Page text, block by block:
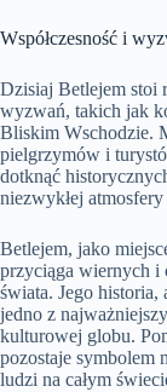
Współczesność i
Dzisiaj Betlejem stoi
wyzwań, takich jak
Bliskim Wschodzie.
pielgrzymów i
dotknąć
niezwykłej
Betlejem, jako
przyciąga wiernych i
świata. Jego historia,
jedno z
kulturowej globu.
pozostaje
ludzi na całym